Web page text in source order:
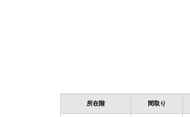
所在階 間取り